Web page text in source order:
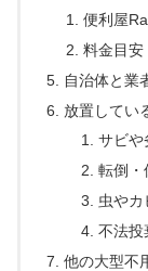
便利屋
料金目安
自治体と業
放置してい
サビや
転倒・
虫やカ
不法投
他の大型不